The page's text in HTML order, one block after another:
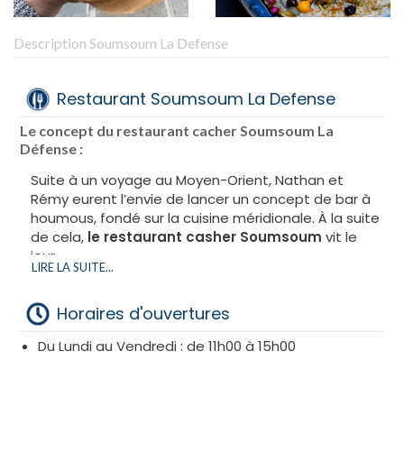
Description Soumsoum La Defense
Restaurant Soumsoum La Defense
Le concept du restaurant cacher Soumsoum La
Défense :
Suite à un voyage au Moyen-Orient, Nathan et
Rémy eurent l’envie de lancer un concept de bar à
houmous, fondé sur la cuisine méridionale. À la suite
de cela, le restaurant casher Soumsoum vit le
jour.
C’estau CNIT
Sous la surveillance duRabbinat Loubavitch de
France, lerestaurant cacher bassari, propose
unservice de livraison, si vous n’avez pas le temps
LIRE LA SUITE...
Horaires d'ouvertures
Du Lundi au Vendredi : de 11h00 à 15h00